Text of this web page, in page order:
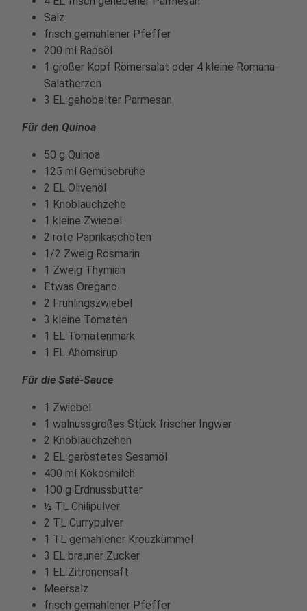
Salz
frisch gemahlener Pfeffer
200 ml Rapsöl
1 großer Kopf Römersalat oder 4 kleine Romana-
Salatherzen
3 EL gehobelter Parmesan
Für den Quinoa
50 g Quinoa
125 ml Gemüsebrühe
2 EL Olivenöl
1 Knoblauchzehe
1 kleine Zwiebel
2 rote Paprikaschoten
1/2 Zweig Rosmarin
1 Zweig Thymian
Etwas Oregano
2 Frühlingszwiebel
3 kleine Tomaten
1 EL Tomatenmark
1 EL Ahornsirup
Für die Saté-Sauce
1 Zwiebel
1 walnussgroßes Stück frischer Ingwer
2 Knoblauchzehen
2 EL geröstetes Sesamöl
400 ml Kokosmilch
100 g Erdnussbutter
½ TL Chilipulver
2 TL Currypulver
1 TL gemahlener Kreuzkümmel
3 EL brauner Zucker
1 EL Zitronensaft
Meersalz
frisch gemahlener Pfeffer